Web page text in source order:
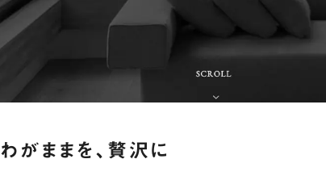
わがままを、贅沢に